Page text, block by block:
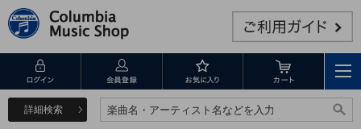
詳細検索 楽曲名・アーティスト名などを入力
楽曲名・アーティスト名などを入力